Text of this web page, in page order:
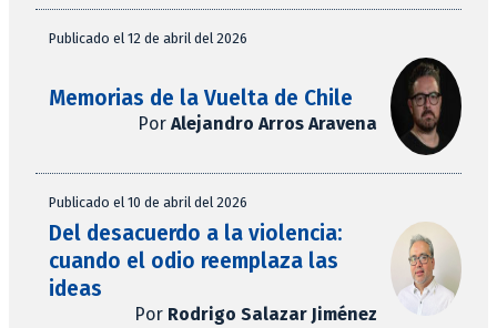
Publicado el 12 de abril del 2026
Memorias de la Vuelta de Chile
Por Alejandro Arros Aravena
Publicado el 10 de abril del 2026
Del desacuerdo a la violencia:
cuando el odio reemplaza las
ideas
Por Rodrigo Salazar Jiménez